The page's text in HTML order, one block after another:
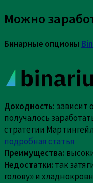
Можно
Бинарные опционы
Доходность: зависит
получалось
стратегии
подробная статья
Преимущества:
Недостатки: так
голову» и